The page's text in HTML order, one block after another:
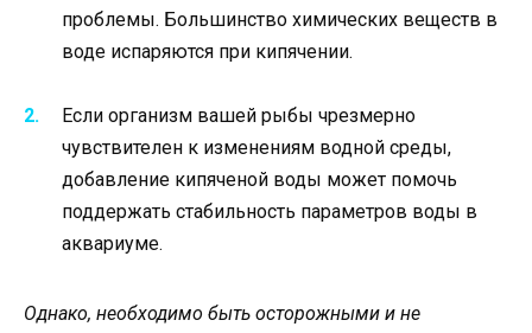
проблемы. Большинство химических веществ в
воде испаряются при кипячении.
Если организм вашей рыбы чрезмерно
чувствителен к изменениям водной среды,
добавление кипяченой воды может помочь
поддержать стабильность параметров воды в
аквариуме.
Однако, необходимо быть осторожными и не